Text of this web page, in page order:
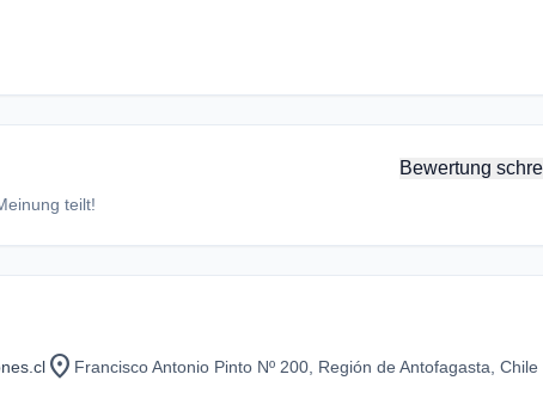
Bewertung
teilt!
location_on Francisco Antonio Pinto Nº 200, Región de Antofagasta, Chile